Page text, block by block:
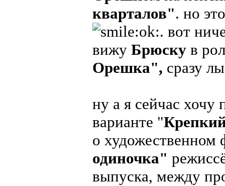
кварталов". но
. вот
вижу Брюску в
Орешка", сразу
ну а я сейчас хочу
варианте "
о
одиночка"
выпуска, между